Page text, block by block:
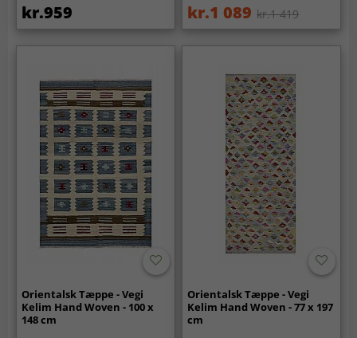
kr.959 kr.1 089 kr.1 419
Orientalsk Tæppe - Vegi
Kelim Hand Woven - 100 x
148 cm
Orientalsk Tæppe - Vegi
Kelim Hand Woven - 77 x 197
cm